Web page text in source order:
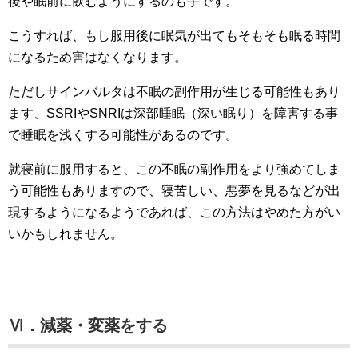
こうすれば、もし服用後に眠気が出てもそもそも眠る時間
になるため害はなくなります。
ただしサインバルタは不眠の副作用が生じる可能性もあり
ます、SSRIやSNRIは深部睡眠（深い眠り）を障害する事
で睡眠を浅くする可能性があるのです。
就寝前に服用すると、この不眠の副作用をより強めてしま
う可能性もありますので、寝苦しい、悪夢を見るなどが出
現するようになるようであれば、この方法はやめた方がい
いかもしれません。
Ⅵ．減薬・変薬をする